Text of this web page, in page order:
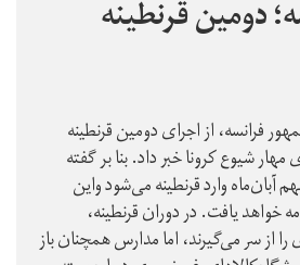
دومین قرنطینه
فرانسه، از اجرای دومین قرنطینه
شیوع کرونا خبر داد. بنا بر گفته
آبان‌ماه وارد قرنطینه می‌شود واین
خواهد یافت. در دوران قرنطینه،
از سر می‌گیرند، اما مدارس همچنان باز